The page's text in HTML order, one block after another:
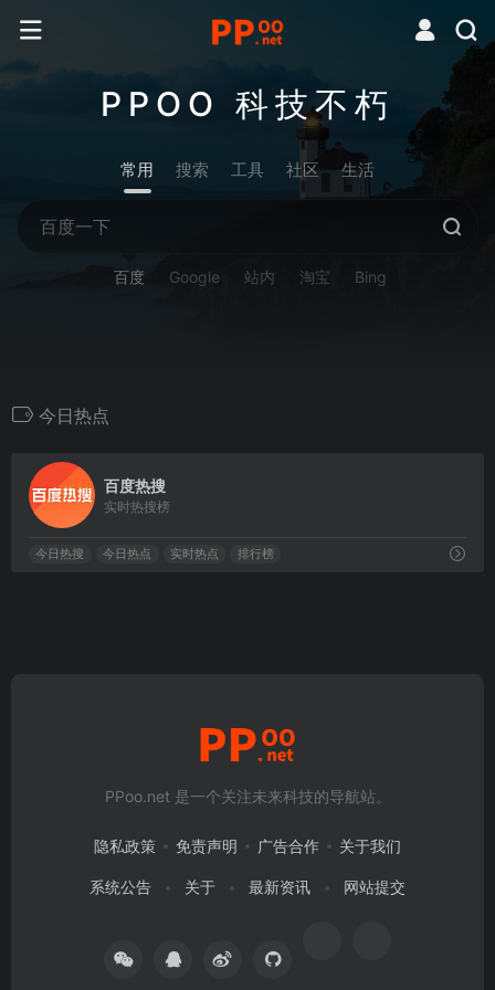
PPOO 科技不朽
常用 搜索 工具 社区 生活
百度 Google 站内 淘宝 Bing
今日热点
百度热搜
实时热搜榜
今日热搜 今日热点 实时热点 排行榜
PPoo.net 是一个关注未来科技的导航站。
隐私政策 免责声明 广告合作 关于我们
系统公告 关于 最新资讯 网站提交